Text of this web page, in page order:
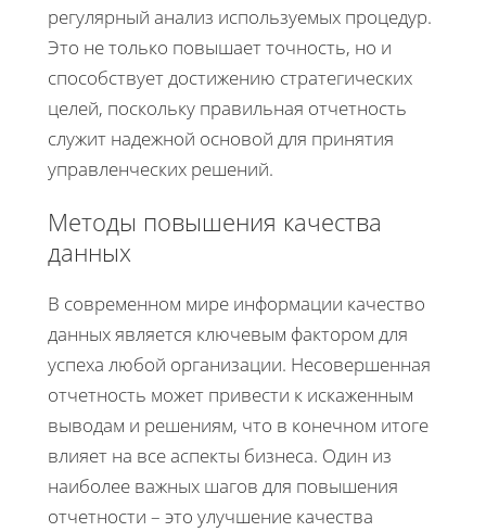
регулярный анализ используемых процедур.
Это не только повышает точность, но и
способствует достижению стратегических
целей, поскольку правильная отчетность
служит надежной основой для принятия
управленческих решений.
Методы повышения качества
данных
В современном мире информации качество
данных является ключевым фактором для
успеха любой организации. Несовершенная
отчетность может привести к искаженным
выводам и решениям, что в конечном итоге
влияет на все аспекты бизнеса. Один из
наиболее важных шагов для повышения
отчетности – это улучшение качества